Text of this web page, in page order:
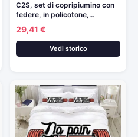
C2S, set di copripiumino con
federe, in policotone,…
29,41 €
Vedi storico